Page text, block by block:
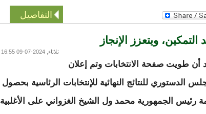
التفاصيل
ويتعزز الإنجاز
ثلاثاء, 2024-07-09 16:55
أن طويت صفحة الانتخابات وتم إعلان
الدستوري للنتائج النهائية للإنتخابات الرئاسية بحصول
رئيس الجمهورية محمد ول الشيخ الغزواني على الأغلبية